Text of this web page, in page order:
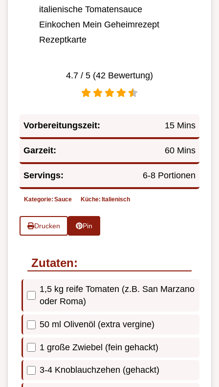
italienische Tomatensauce
Einkochen Mein Geheimrezept
Rezeptkarte
4.7 / 5 (42 Bewertung)
Vorbereitungszeit: 15 Mins
Garzeit: 60 Mins
Servings: 6-8 Portionen
Kategorie: Sauce Küche: Italienisch
Drucken Pin
Zutaten:
1,5 kg reife Tomaten (z.B. San Marzano
oder Roma)
50 ml Olivenöl (extra vergine)
1 große Zwiebel (fein gehackt)
3-4 Knoblauchzehen (gehackt)